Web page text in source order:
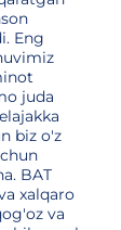
Eng
juda
biz o'z
BAT
xalqaro
va